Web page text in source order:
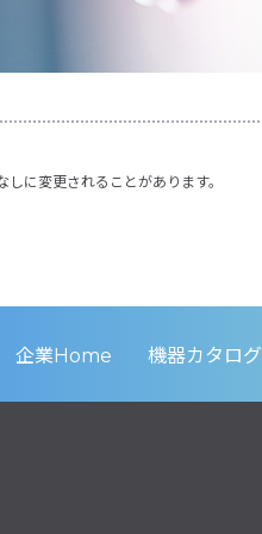
に変更されることがあります。
企業Home 機器カタログ